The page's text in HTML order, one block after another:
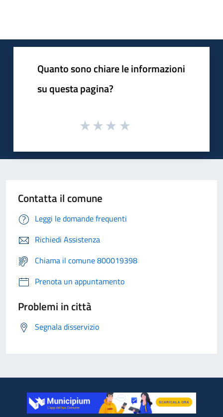
Quanto sono chiare le informazioni
su questa pagina?
Contatta il comune
Leggi le domande frequenti
Richiedi Assistenza
Chiama il comune 800019398
Prenota un appuntamento
Problemi in città
Segnala disservizio